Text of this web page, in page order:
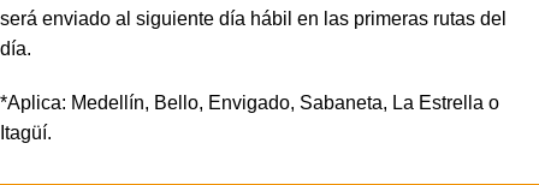
será enviado al siguiente día hábil en las primeras rutas del
día.
*Aplica: Medellín, Bello, Envigado, Sabaneta, La Estrella o
Itagüí.